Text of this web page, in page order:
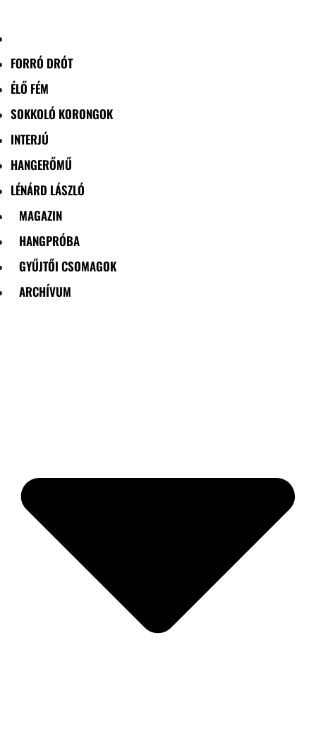
FORRÓ DRÓT
ÉLŐ FÉM
SOKKOLÓ KORONGOK
INTERJÚ
HANGERŐMŰ
LÉNÁRD LÁSZLÓ
MAGAZIN
HANGPRÓBA
GYŰJTŐI CSOMAGOK
ARCHÍVUM